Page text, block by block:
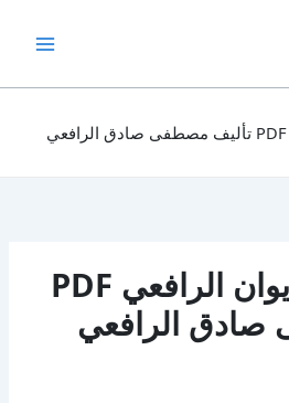
تحميل كتاب ديوان الرافعي PDF تأليف مصطفى صادق الرافعي
تحميل كتاب ديوان الرافعي PDF
الرافعي